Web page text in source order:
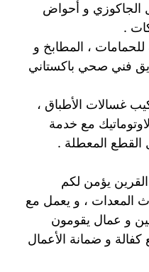
الجاكوزي و أحواض
.
، المطابخ و
فني صحي باكستاني
غسالات الأطباق ،
مع خدمة
القطع المعطلة .
يؤمن لكم
المعدات ، و يعمل مع
و عمال يقومون
كفالة و ضمانة الأعمال